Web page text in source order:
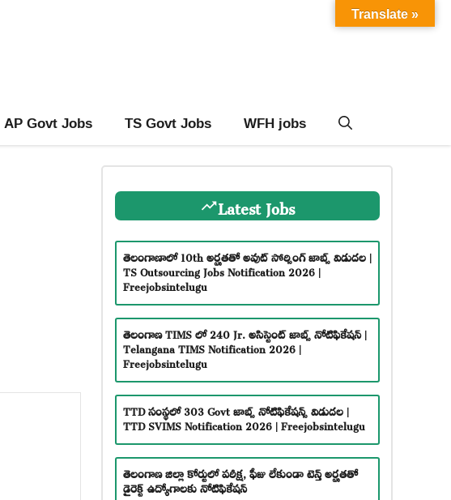
AP Govt Jobs TS Govt Jobs WFH jobs
Latest Jobs
తెలంగాణాలో 10th అర్హతతో అవుట్ సోర్సింగ్ జాబ్స్ విడుదల |
TS Outsourcing Jobs Notification 2026 |
Freejobsintelugu
తెలంగాణ TIMS లో 240 Jr. అసిస్టెంట్ జాబ్స్ నోటిఫికేషన్ |
Telangana TIMS Notification 2026 |
Freejobsintelugu
TTD సంస్థలో 303 Govt జాబ్స్ నోటిఫికేషన్స్ విడుదల |
TTD SVIMS Notification 2026 | Freejobsintelugu
తెలంగాణ జిల్లా కోర్టులో పరీక్ష, ఫీజు లేకుండా టెన్త్ అర్హతతో
డైరెక్ట్ ఉద్యోగాలకు నోటిఫికేషన్
Translate »